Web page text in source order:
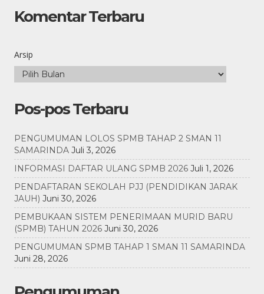
Komentar Terbaru
Arsip
Pos-pos Terbaru
PENGUMUMAN LOLOS SPMB TAHAP 2 SMAN 11
SAMARINDA Juli 3, 2026
INFORMASI DAFTAR ULANG SPMB 2026 Juli 1, 2026
PENDAFTARAN SEKOLAH PJJ (PENDIDIKAN JARAK
JAUH) Juni 30, 2026
PEMBUKAAN SISTEM PENERIMAAN MURID BARU
(SPMB) TAHUN 2026 Juni 30, 2026
PENGUMUMAN SPMB TAHAP 1 SMAN 11 SAMARINDA
Juni 28, 2026